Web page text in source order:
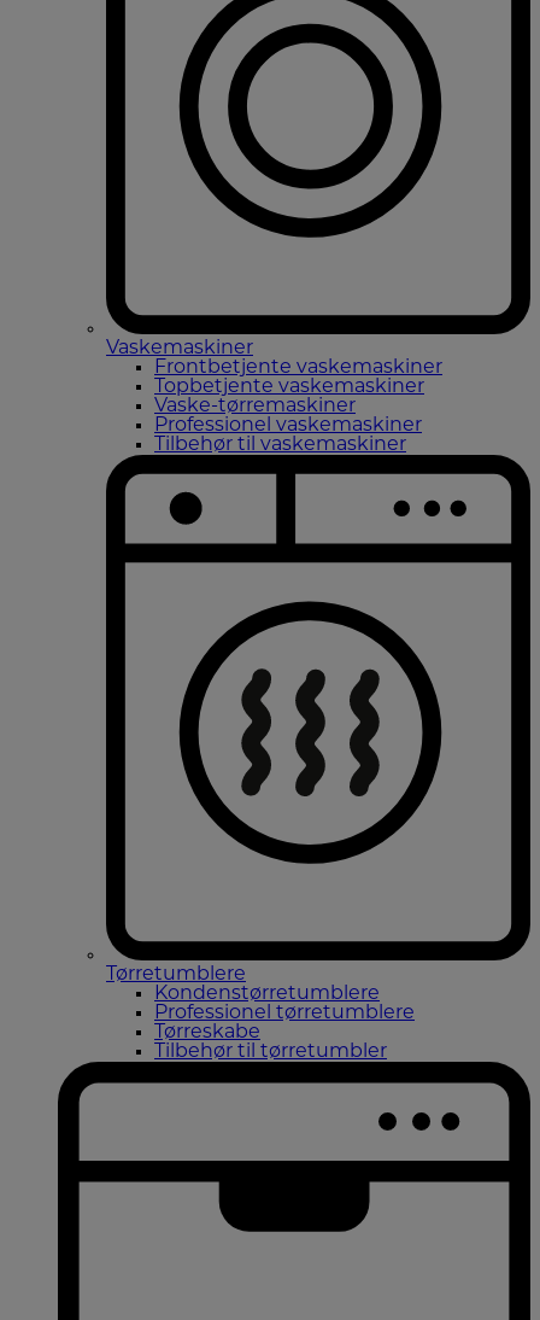
Vaskemaskiner
Frontbetjente vaskemaskiner
Topbetjente vaskemaskiner
Vaske-tørremaskiner
Professionel vaskemaskiner
Tilbehør til vaskemaskiner
Tørretumblere
Kondenstørretumblere
Professionel tørretumblere
Tørreskabe
Tilbehør til tørretumbler